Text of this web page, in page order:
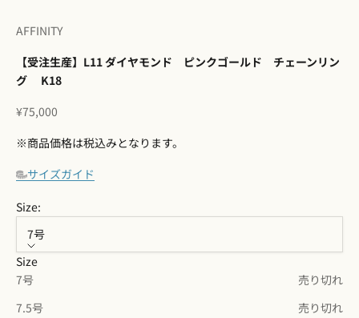
AFFINITY
【受注生産】L11 ダイヤモンド ピンクゴールド チェーンリン
グ K18
セール価格
¥75,000
※商品価格は税込みとなります。
サイズガイド
Size:
7号
Size
7号
売り切れ
7.5号
売り切れ